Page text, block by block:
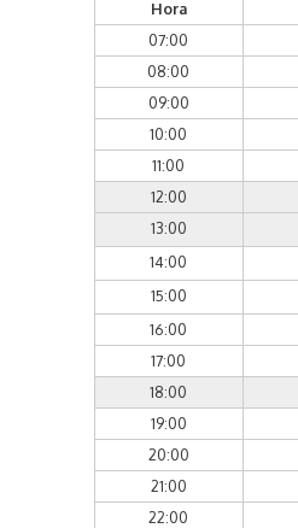
Hora
07:00
08:00
09:00
10:00
11:00
12:00
13:00
14:00
15:00
16:00
17:00
18:00
19:00
20:00
21:00
22:00